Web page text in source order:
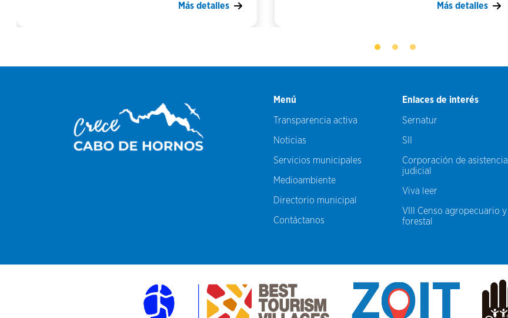
Más detalles Más detalles
Menú
Transparencia activa
Noticias
Servicios municipales
Medioambiente
Directorio municipal
Contáctanos
Enlaces de interés
Sernatur
SII
Corporación de asistencia
judicial
Viva leer
VIII Censo agropecuario y
forestal